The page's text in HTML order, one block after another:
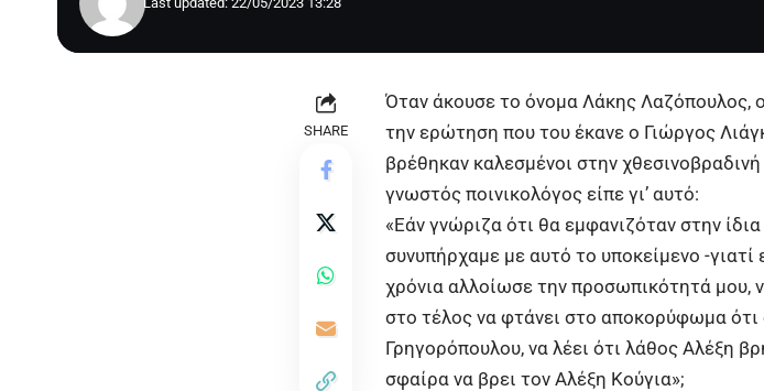
SHARE
Όταν άκουσε το όνομα Λάκης Λαζόπουλος, ο
την ερώτηση που του έκανε ο Γιώργος
βρέθηκαν καλεσμένοι στην
γνωστός ποινικολόγος είπε γι’ αυτό:
«Εάν γνώριζα ότι θα εμφανιζόταν στην
συνυπήρχαμε με αυτό το υποκείμενο -γιατί
χρόνια αλλοίωσε την προσωπικότητά μου,
στο τέλος να φτάνει στο αποκορύφωμα
Γρηγορόπουλου, να λέει ότι λάθος Αλέξη
σφαίρα να βρει τον Αλέξη Κούγια»;